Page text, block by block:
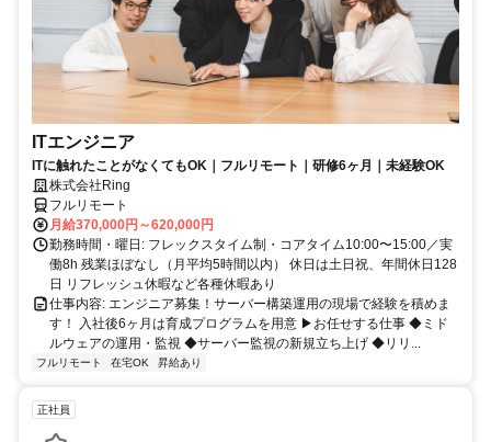
ITエンジニア
ITに触れたことがなくてもOK｜フルリモート｜研修6ヶ月｜未経験OK
株式会社Ring
フルリモート
月給370,000円～620,000円
勤務時間・曜日: フレックスタイム制・コアタイム10:00〜15:00／実
働8h 残業ほぼなし（月平均5時間以内） 休日は土日祝、年間休日128
日 リフレッシュ休暇など各種休暇あり
仕事内容: エンジニア募集！サーバー構築運用の現場で経験を積めま
す！ 入社後6ヶ月は育成プログラムを用意 ▶お任せする仕事 ◆ミド
ルウェアの運用・監視 ◆サーバー監視の新規立ち上げ ◆リリ...
フルリモート 在宅OK 昇給あり
正社員